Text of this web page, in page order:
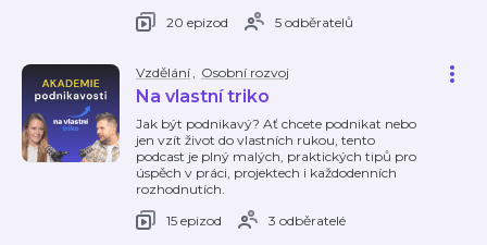
20 epizod
5 odběratelů
Vzdělání, Osobní rozvoj
Na vlastní triko
Jak být podnikavý? Ať chcete podnikat nebo
jen vzít život do vlastních rukou, tento
podcast je plný malých, praktických tipů pro
úspěch v práci, projektech i každodenních
rozhodnutích.
15 epizod
3 odběratelé